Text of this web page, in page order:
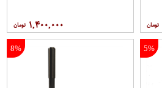
۱,۴۰۰,۰۰۰
5%
8%